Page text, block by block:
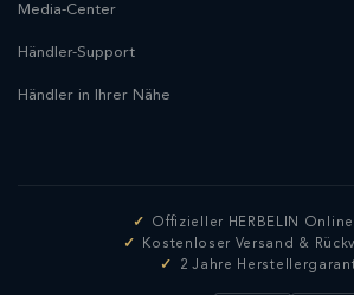
Media-Center
Händler-Support
Händler in Ihrer Nähe
Offizieller HERBELIN
Kostenloser Versand &
2 Jahre